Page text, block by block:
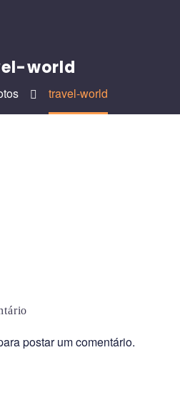
world
travel-world
postar um comentário.